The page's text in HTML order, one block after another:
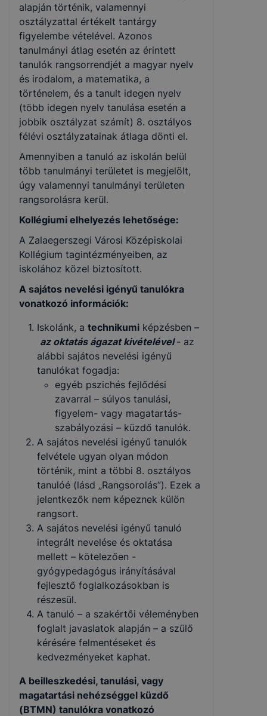
alapján történik, valamennyi
osztályzattal értékelt tantárgy
figyelembe vételével. Azonos
tanulmányi átlag esetén az érintett
tanulók rangsorrendjét a magyar nyelv
és irodalom, a matematika, a
történelem, és a tanult idegen nyelv
(több idegen nyelv tanulása esetén a
jobbik osztályzat számít) 8. osztályos
félévi osztályzatainak átlaga dönti el.
Amennyiben a tanuló az iskolán belül
több tanulmányi területet is megjelölt,
úgy valamennyi tanulmányi területen
rangsorolásra kerül.
Kollégiumi elhelyezés lehetősége:
A Zalaegerszegi Városi Középiskolai
Kollégium tagintézményeiben, az
iskolához közel biztosított.
A sajátos nevelési igényű tanulókra
vonatkozó információk:
Iskolánk, a technikumi képzésben –
az oktatás ágazat kivételével - az
alábbi sajátos nevelési igényű
tanulókat fogadja:
egyéb pszichés fejlődési
zavarral – súlyos tanulási,
figyelem- vagy magatartás­
szabályozási – küzdő tanulók.
A sajátos nevelési igényű tanulók
felvétele ugyan olyan módon
történik, mint a többi 8. osztályos
tanulóé (lásd „Rangsorolás”). Ezek a
jelentkezők nem képeznek külön
rangsort.
A sajátos nevelési igényű tanuló
integrált nevelése és oktatása
mellett – kötelezően -
gyógypedagógus irányításával
fejlesztő foglalkozásokban is
részesül.
A tanuló – a szakértői véleményben
foglalt javaslatok alapján – a szülő
kérésére felmentéseket és
kedvezményeket kaphat.
A beilleszkedési, tanulási, vagy
magatartási nehézséggel küzdő
(BTMN) tanulókra vonatkozó